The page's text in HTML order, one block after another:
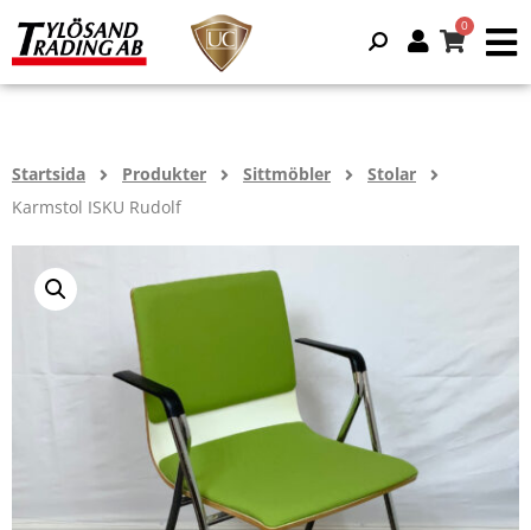
Startsida Produkter Sittmöbler
Stolar
Karmstol ISKU Rudolf